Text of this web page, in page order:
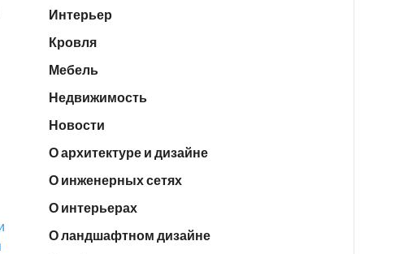
Интерьер
Кровля
Мебель
Недвижимость
Новости
О архитектуре и дизайне
О инженерных сетях
О интерьерах
О ландшафтном дизайне